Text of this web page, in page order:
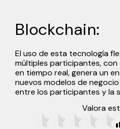
Blockchain:
El uso de esta tecnología
múltiples participantes,
en tiempo real, genera un
nuevos modelos de
entre los participantes y la
Valora